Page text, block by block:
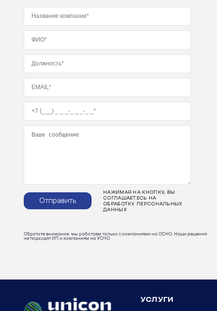
Отправить
НАЖИМАЯ НА КНОПКУ, ВЫ
СОГЛАШАЕТЕСЬ НА
ОБРАБОТКУ ПЕРСОНАЛЬНЫХ
ДАННЫХ
Обратите внимание: мы работаем только с компаниями на ОСНО. Наши решения
не подходят ИП и компаниям на УСНО
УСЛУГИ